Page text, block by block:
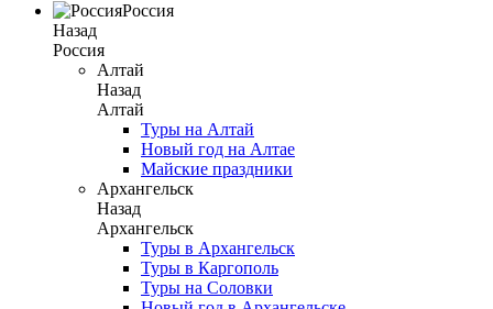
Россия
Назад
Россия
Алтай
Назад
Алтай
Туры на Алтай
Новый год на Алтае
Майские праздники
Архангельск
Назад
Архангельск
Туры в Архангельск
Туры в Каргополь
Туры на Соловки